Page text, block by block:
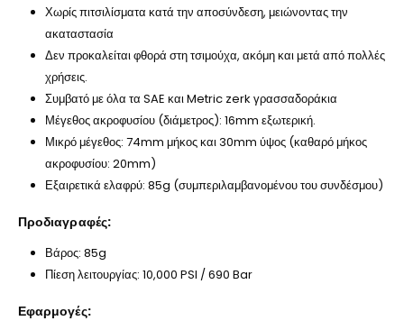
Χωρίς πιτσιλίσματα κατά την αποσύνδεση, μειώνοντας την
ακαταστασία
Δεν προκαλείται φθορά στη τσιμούχα, ακόμη και μετά από πολλές
χρήσεις.
Συμβατό με όλα τα SAE και Metric zerk γρασσαδοράκια
Μέγεθος ακροφυσίου (διάμετρος): 16mm εξωτερική.
Μικρό μέγεθος: 74mm μήκος και 30mm ύψος (καθαρό μήκος
ακροφυσίου: 20mm)
Εξαιρετικά ελαφρύ: 85g (συμπεριλαμβανομένου του συνδέσμου)
Προδιαγραφές:
Βάρος: 85g
Πίεση λειτουργίας: 10,000 PSI / 690 Bar
Εφαρμογές: